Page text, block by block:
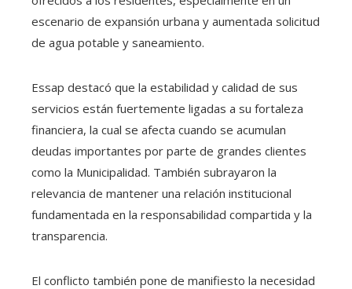
escenario de expansión urbana y aumentada solicitud
de agua potable y saneamiento.
Essap destacó que la estabilidad y calidad de sus
servicios están fuertemente ligadas a su fortaleza
financiera, la cual se afecta cuando se acumulan
deudas importantes por parte de grandes clientes
como la Municipalidad. También subrayaron la
relevancia de mantener una relación institucional
fundamentada en la responsabilidad compartida y la
transparencia.
El conflicto también pone de manifiesto la necesidad